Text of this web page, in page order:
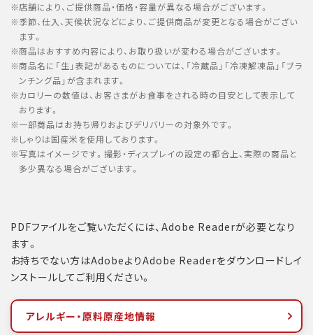
店舗により、ご提供商品・価格・容量が異なる場合がございます。
季節、仕入、天候状況などにより、ご提供商品が変更となる場合がござい
ます。
商品はおすすめ内容により、お取り扱いが変わる場合がございます。
商品名に「生」表記があるものについては、「冷蔵品」「冷凍解凍品」「ブラ
ンチング品」が含まれます。
カロリーの数値は、お客さまがお食事をされる時の目安として表示して
おります。
一部商品はお持ち帰りおよびデリバリーの対象外です。
しゃりは国産米を使用しております。
写真はイメージです。撮影・ディスプレイの設定の都合上、実際の商品と
多少異なる場合がございます。
PDFファイルをご覧いただくには、Adobe Readerが必要となり
ます。
お持ちでない方はAdobeよりAdobe Readerをダウンロードしイ
ンストールしてご利用ください。
アレルギー・原料原産地情報